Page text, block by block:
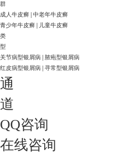
群
成人牛皮癣 中老年牛皮癣
青少年牛皮癣
儿童牛皮癣
类
型
关节病型银屑病
脓疱型银屑病
红皮病型银屑病 寻常型银屑病
通
道
QQ咨询
在线咨询